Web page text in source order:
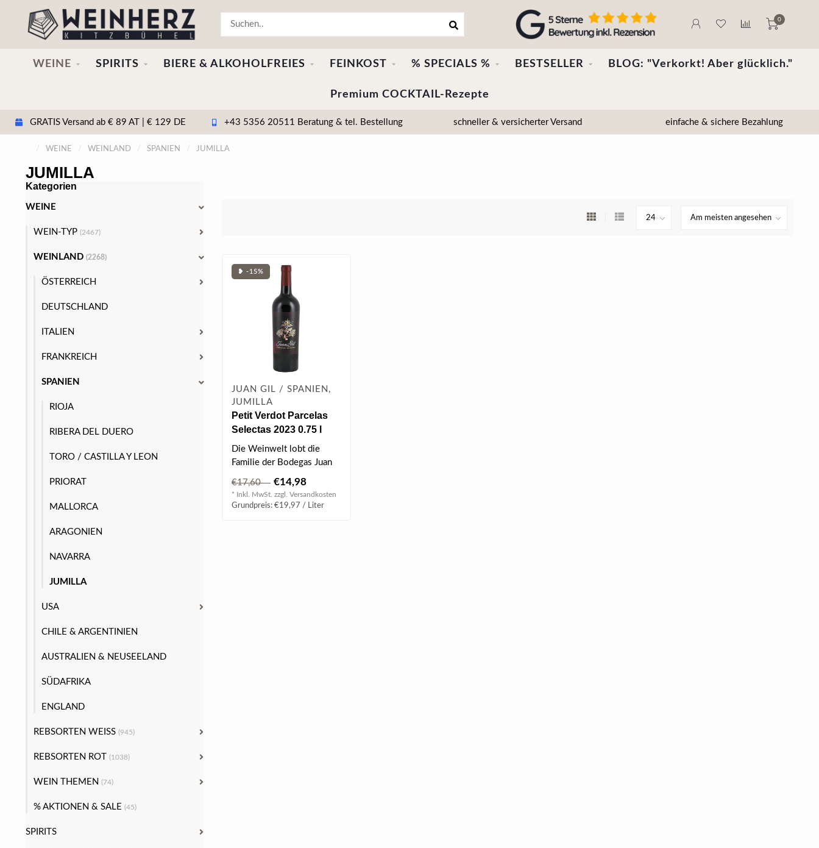
0
WEINE SPIRITS BIERE & ALKOHOLFREIES FEINKOST % SPECIALS % BESTSELLER BLOG: "Verkorkt! Aber glücklich."
Premium COCKTAIL-Rezepte
GRATIS Versand ab € 89 AT | € 129 DE +43 5356 20511 Beratung & tel. Bestellung schneller & versicherter Versand einfache & sichere Bezahlung
/ WEINE / WEINLAND / SPANIEN / JUMILLA
JUMILLA
Kategorien
WEINE
WEIN-TYP (2467)
WEINLAND (2268)
ÖSTERREICH
DEUTSCHLAND
ITALIEN
FRANKREICH
SPANIEN
RIOJA
RIBERA DEL DUERO
TORO / CASTILLA Y LEON
PRIORAT
MALLORCA
ARAGONIEN
NAVARRA
JUMILLA
USA
CHILE & ARGENTINIEN
AUSTRALIEN & NEUSEELAND
SÜDAFRIKA
ENGLAND
REBSORTEN WEISS (945)
REBSORTEN ROT (1038)
WEIN THEMEN (74)
% AKTIONEN & SALE (45)
SPIRITS
❥ -15%
JUAN GIL / SPANIEN,
JUMILLA
Petit Verdot Parcelas
Selectas 2023 0.75 l
Die Weinwelt lobt die
Familie der Bodegas Juan
gepräg..
€17,60 €14,98
* Inkl. MwSt. zzgl. Versandkosten
Grundpreis: €19,97 / Liter